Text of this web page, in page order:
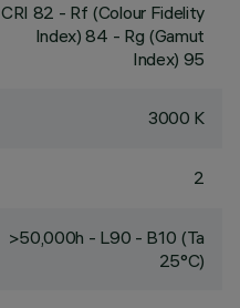
CRI 82 - Rf (Colour Fidelity
Index) 84 - Rg (Gamut
Index) 95
3000 K
2
>50,000h - L90 - B10 (Ta
25°C)